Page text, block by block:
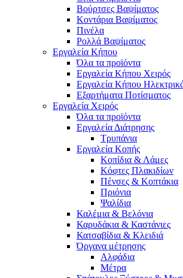
Βούρτσες Βαψίματος
Κοντάρια Βαψίματος
Πινέλα
Ρολλά Βαψίματος
Εργαλεία Κήπου
Όλα τα προϊόντα
Εργαλεία Κήπου Χειρός
Εργαλεία Κήπου
Εξαρτήματα Ποτίσματος
Εργαλεία Χειρός
Όλα τα προϊόντα
Εργαλεία Διάτρησης
Τρυπάνια
Εργαλεία Κοπής
Κοπίδια & Λάμες
Κόφτες Πλακιδίων
Πένσες & Κοπτάκια
Πριόνια
Ψαλίδια
Καλέμια & Βελόνια
Καρυδάκια & Καστάνιες
Κατσαβίδια & Κλειδιά
Όργανα μέτρησης
Αλφάδια
Μέτρα